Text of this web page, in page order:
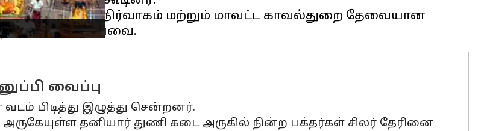
கோயில் நிர்வாகம் மற்றும் மாவட்ட காவல்துறை தேவையான
வைப்பு
பிடித்து இழுத்து சென்றனர்.
தனியார் துணி கடை அருகில் நின்ற பக்தர்கள் சிலர் தேரினை